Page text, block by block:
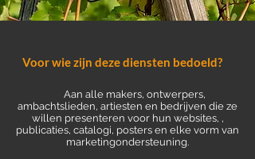
Voor wie zijn deze diensten bedoeld?
Aan alle makers, ontwerpers,
ambachtslieden, artiesten en bedrijven die ze
willen presenteren voor hun websites, ,
publicaties, catalogi, posters en elke vorm van
marketingondersteuning.